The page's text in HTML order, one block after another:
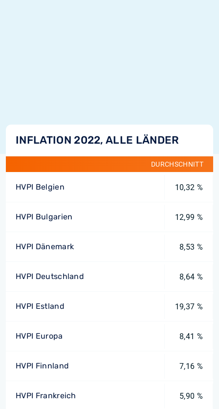
INFLATION 2022, ALLE LÄNDER
DURCHSCHNITT
HVPI Belgien 10,32 %
HVPI Bulgarien 12,99 %
HVPI Dänemark 8,53 %
HVPI Deutschland 8,64 %
HVPI Estland 19,37 %
HVPI Europa 8,41 %
HVPI Finnland 7,16 %
HVPI Frankreich 5,90 %